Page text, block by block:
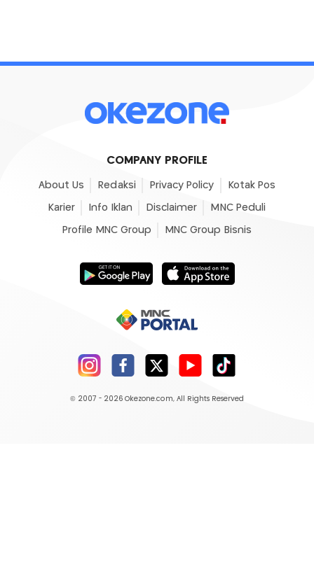
COMPANY PROFILE
About Us Redaksi Privacy Policy Kotak Pos
Karier Info Iklan Disclaimer MNC Peduli
Profile MNC Group MNC Group Bisnis
© 2007 - 2026 Okezone.com, All Rights Reserved